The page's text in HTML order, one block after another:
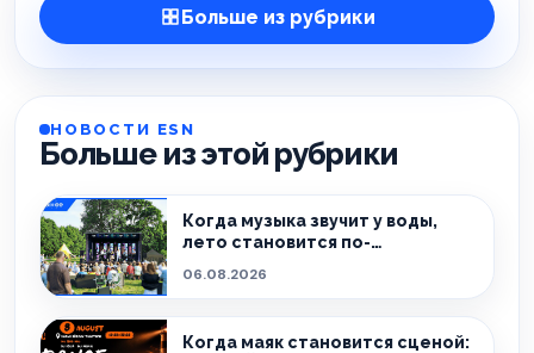
Больше из рубрики
НОВОСТИ ESN
Больше из этой рубрики
Когда музыка звучит у воды,
лето становится по-
06.08.2026
Когда маяк становится сценой: